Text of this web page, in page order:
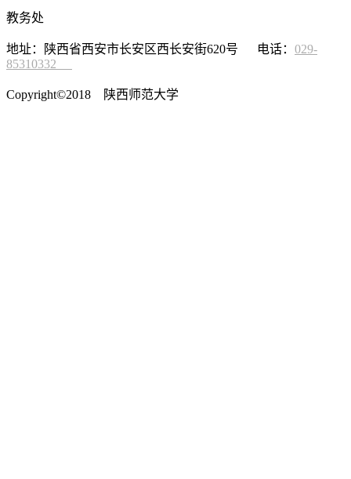
教务处
地址：陕西省西安市长安区西长安街620号 电话： 029-
85310332
Copyright©2018 陕西师范大学